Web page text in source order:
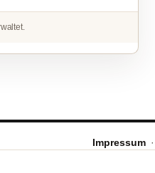
Impressum·